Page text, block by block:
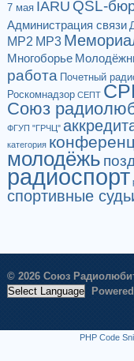
7 мая IARU QSL-
Администрация связи
МР2 МР3
Многоборье
работа Почетный
Роскомнадзор СЕПТ
Союз
ФГУП "ГРЧЦ"
категория
молодёжь
радиоспорт
спортивные
© 2026 Союз
PHP Code